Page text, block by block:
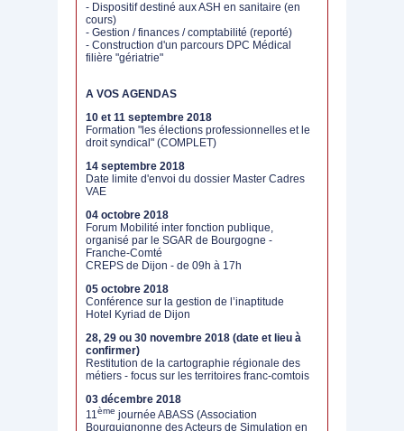
- Dispositif destiné aux ASH en sanitaire (en
cours)
- Gestion / finances / comptabilité (reporté)
- Construction d'un parcours DPC Médical
filière "gériatrie"
A VOS AGENDAS
10 et 11 septembre 2018
Formation "les élections professionnelles et le
droit syndical" (COMPLET)
14 septembre 2018
Date limite d'envoi du dossier Master Cadres
VAE
04 octobre 2018
Forum Mobilité inter fonction publique,
organisé par le SGAR de Bourgogne -
Franche-Comté
CREPS de Dijon - de 09h à 17h
05 octobre 2018
Conférence sur la gestion de l’inaptitude
Hotel Kyriad de Dijon
28, 29 ou 30 novembre 2018 (date et lieu à
confirmer)
Restitution de la cartographie régionale des
métiers - focus sur les territoires franc-comtois
03 décembre 2018
11ème journée ABASS (Association
Bourguignonne des Acteurs de Simulation en